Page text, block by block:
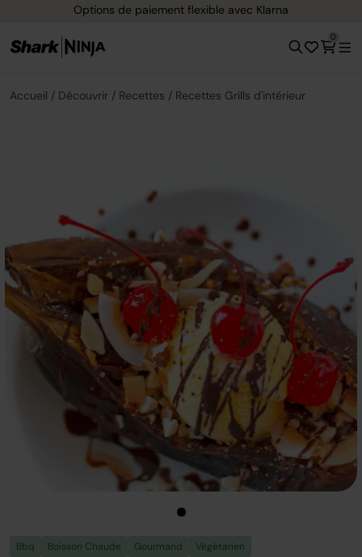
Options de paiement flexible avec Klarna
0
Accueil Découvrir Recettes Recettes Grills d'intérieur
Bbq Boisson Chaude Gourmand Végétarien